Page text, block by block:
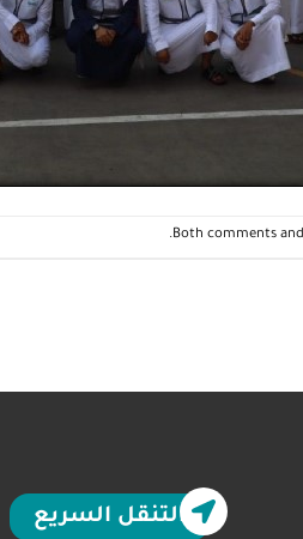
Both comments
التنقل السريع